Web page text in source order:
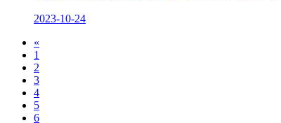
2023-10-24
«
1
2
3
4
5
6